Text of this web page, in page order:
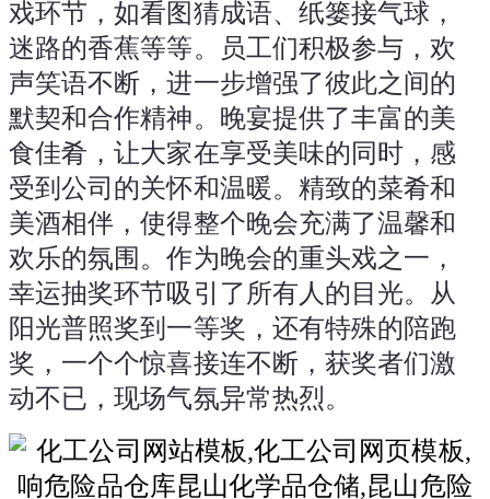
戏环节，如看图猜成语、纸篓接气球，
迷路的香蕉等等。员工们积极参与，欢
声笑语不断，进一步增强了彼此之间的
默契和合作精神。 晚宴提供了丰富的美
食佳肴，让大家在享受美味的同时，感
受到公司的关怀和温暖。精致的菜肴和
美酒相伴，使得整个晚会充满了温馨和
欢乐的氛围。作为晚会的重头戏之一，
幸运抽奖环节吸引了所有人的目光。从
阳光普照奖到一等奖，还有特殊的陪跑
奖，一个个惊喜接连不断，获奖者们激
动不已，现场气氛异常热烈。